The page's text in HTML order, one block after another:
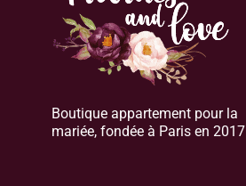
Boutique appartement pour la
mariée, fondée à Paris en 2017